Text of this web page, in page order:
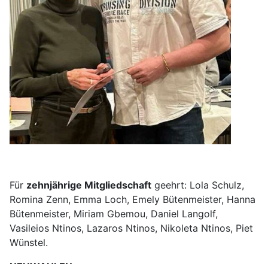
Für zehnjährige Mitgliedschaft geehrt: Lola Schulz,
Romina Zenn, Emma Loch, Emely Bütenmeister, Hanna
Bütenmeister, Miriam Gbemou, Daniel Langolf,
Vasileios Ntinos, Lazaros Ntinos, Nikoleta Ntinos, Piet
Wünstel.